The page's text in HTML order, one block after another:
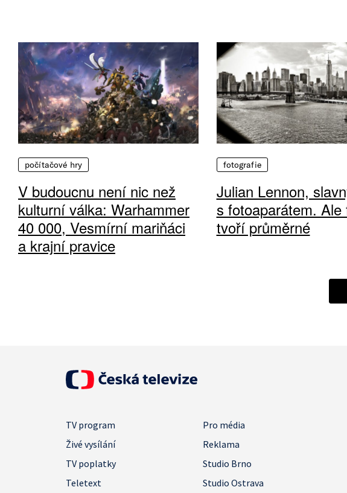
počítačové hry
V budoucnu není nic než
kulturní válka: Warhammer
40 000, Vesmírní mariňáci
a krajní pravice
fotografie
Julian Lennon,
s fotoaparátem. Ale
tvoří průměrné
TV program
Pro média
Živé vysílání
Reklama
TV poplatky
Studio Brno
Teletext
Studio Ostrava